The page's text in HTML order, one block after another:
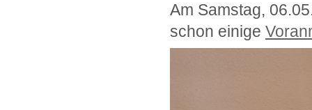
Am Samstag,
schon einige